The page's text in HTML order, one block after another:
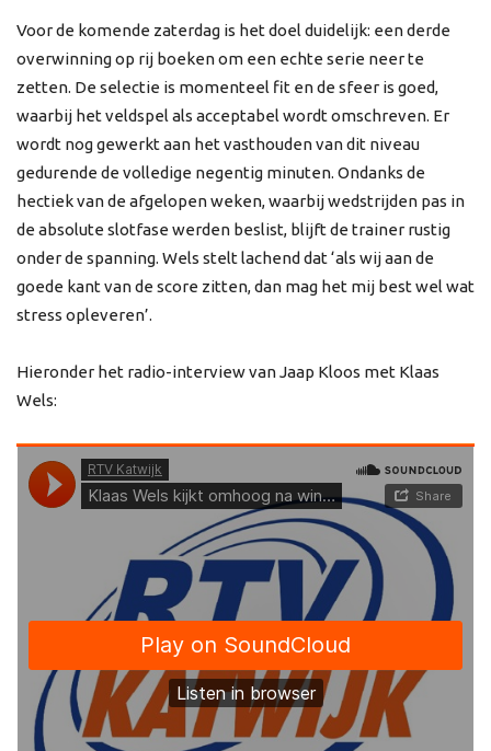
Voor de komende zaterdag is het doel duidelijk: een derde
overwinning op rij boeken om een echte serie neer te
zetten. De selectie is momenteel fit en de sfeer is goed,
waarbij het veldspel als acceptabel wordt omschreven. Er
wordt nog gewerkt aan het vasthouden van dit niveau
gedurende de volledige negentig minuten. Ondanks de
hectiek van de afgelopen weken, waarbij wedstrijden pas in
de absolute slotfase werden beslist, blijft de trainer rustig
onder de spanning. Wels stelt lachend dat ‘als wij aan de
goede kant van de score zitten, dan mag het mij best wel wat
stress opleveren’.
Hieronder het radio-interview van Jaap Kloos met Klaas
Wels: